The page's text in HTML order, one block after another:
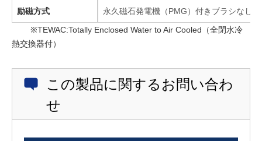
励磁方式 永久磁石発電機（PMG）付きブラシなし
※TEWAC:Totally Enclosed Water to Air Cooled（全閉水冷
熱交換器付）
この製品に関するお問い合わ
せ